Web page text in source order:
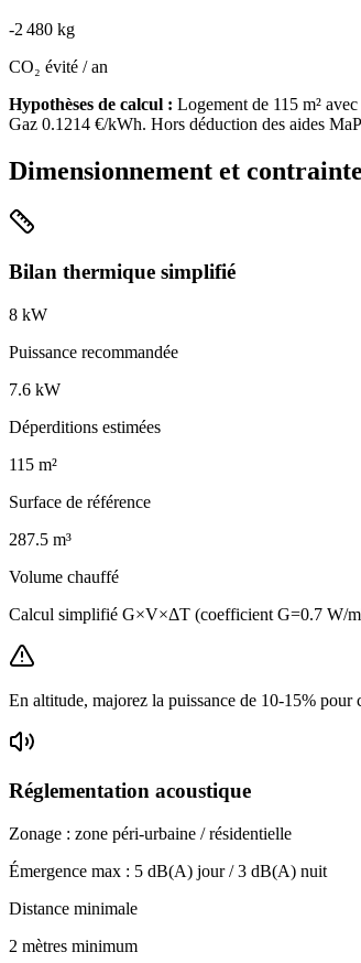
-2 480 kg
CO₂ évité / an
Hypothèses de calcul : Logement de 115 m²
Gaz 0.1214 €/kWh. Hors déduction des aides
Dimensionnement et
Bilan thermique simplifié
8 kW
Puissance recommandée
7.6 kW
Déperditions estimées
115 m²
Surface de référence
287.5 m³
Volume chauffé
Calcul simplifié G×V×ΔT (coefficient G=0.7 W/
En altitude, majorez la puissance de 10-15% pour
Réglementation acoustique
Zonage : zone péri-urbaine / résidentielle
Émergence max : 5 dB(A) jour /3 dB(A) nuit
Distance minimale
2 mètres minimum